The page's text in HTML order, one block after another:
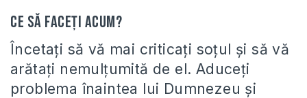
Ce să faceți acum?
Încetați să vă mai criticați soțul și să vă
arătați nemulțumită de el. Aduceți
problema înaintea lui Dumnezeu și